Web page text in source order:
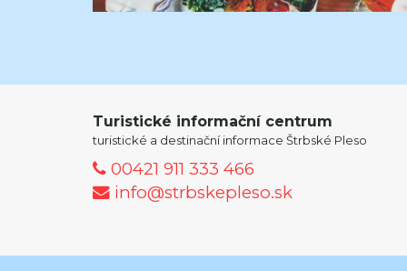
Turistické informační centrum
turistické a destinační informace Štrbské Pleso
00421 911 333 466
info@strbskepleso.sk